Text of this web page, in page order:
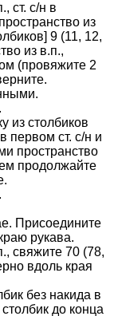
ст. с/н в
из
9 (11, 12,
из в.п.,
(провяжите 2
из столбиков
первом ст. с/н и
пространство
продолжайте
Присоедините
рукава.
свяжите 70 (78,
вдоль края
без накида в
до конца